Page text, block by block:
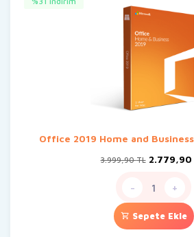
Office 2019 Home and
3.999,90TL Orijinal
2.779,90
- +
Sepete Ekle